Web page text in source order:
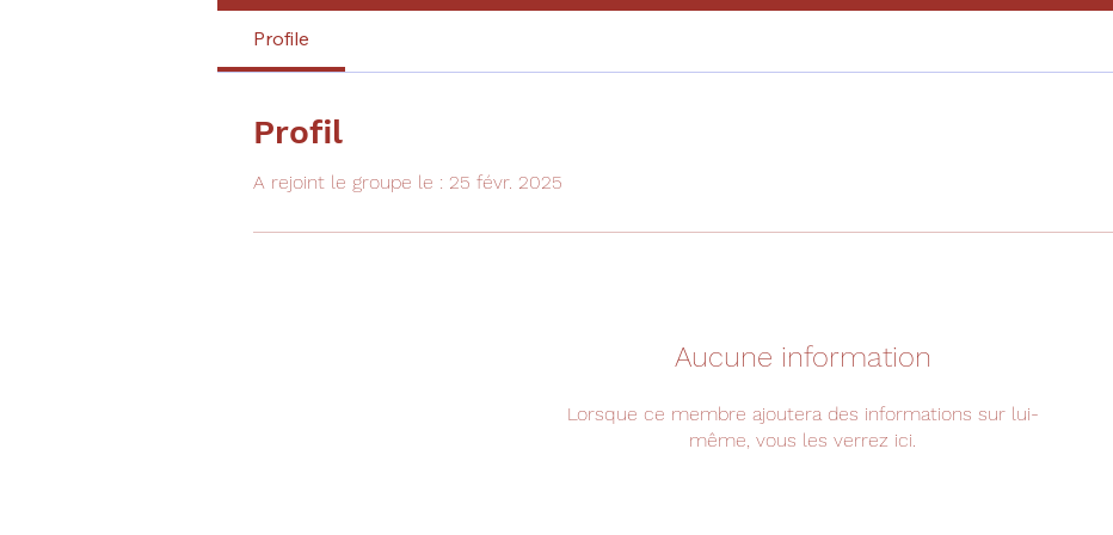
Profile
Profil
A rejoint le groupe le : 25 févr. 2025
Aucune information
Lorsque ce membre ajoutera des informations sur lui-
même, vous les verrez ici.